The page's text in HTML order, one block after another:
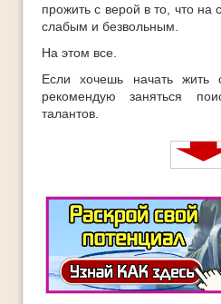
прожить с верой в то, что на
слабым и безвольным.
На этом все.
Если хочешь начать
рекомендую заняться
талантов.